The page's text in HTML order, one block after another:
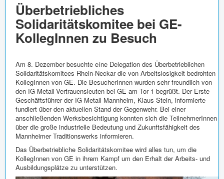
INFOS
APPELL
MEDIEN
IMPRESSUM
Überbetriebliches
Solidaritätskomitee bei GE-
KollegInnen zu Besuch
Am 8. Dezember besuchte eíne Delegation des Überbetrieblichen
Solidaritätskomitees Rhein-Neckar die von Arbeitslosigkeit bedrohten
KollegInnen von GE. Die BesucherInnen wurden sehr freundlich von
den IG Metall-Vertrauensleuten bei GE am Tor 1 begrüßt. Der Erste
Geschäftsführer der IG Metall Mannheim, Klaus Stein, informierte
fundiert über den aktuellen Stand der Gegenwehr. Bei einer
anschließenden Werksbesichtigung konnten sich die TeilnehmerInnen
über die große industrielle Bedeutung und Zukunftsfähigkeit des
Mannheimer Traditionswerks informieren.
Das Überbetriebliche Solidaritätskomitee wird alles tun, um die
KollegInnen von GE in ihrem Kampf um den Erhalt der Arbeits- und
Ausbildungsplätze zu unterstützen.